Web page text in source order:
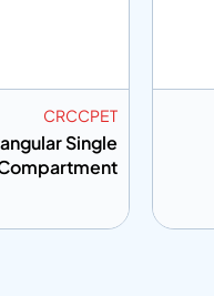
KT050PET
6 Croissant PET Clear Clamshell